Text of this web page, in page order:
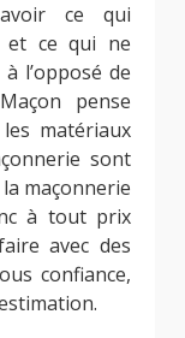
ce qui
et ce qui ne
l’opposé de
pense
matériaux
sont
maçonnerie
à tout prix
avec des
confiance,